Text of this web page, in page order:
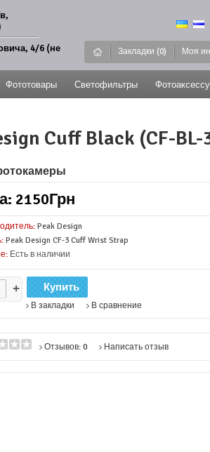
4/6 (не
Закладки (0) Моя
Фототовары Светофильтры
Cuff Black (CF-BL-
2150Грн
Peak Design
Peak Design CF-3 Cuff Wrist Strap
Есть в наличии
+
В закладки В сравнение
Отзывов: 0 Написать отзыв